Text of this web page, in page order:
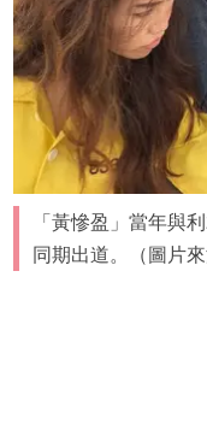
「黃慘盈」當年與
同期出道。（圖片來